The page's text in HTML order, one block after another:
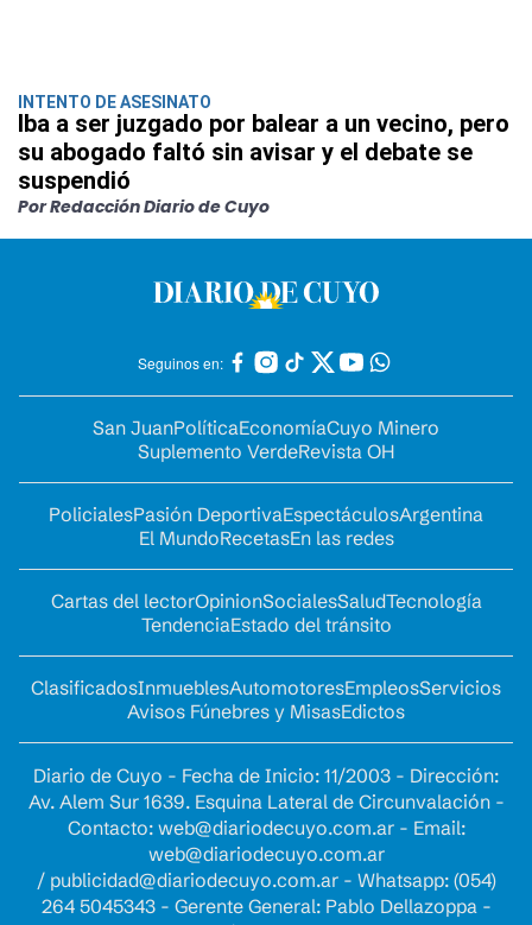
INTENTO DE ASESINATO
Iba a ser juzgado por balear a un vecino, pero
su abogado faltó sin avisar y el debate se
suspendió
Por Redacción Diario de Cuyo
Seguinos en:
San JuanPolíticaEconomíaCuyo Minero
Suplemento VerdeRevista OH
PolicialesPasión DeportivaEspectáculosArgentina
El MundoRecetasEn las redes
Cartas del lectorOpinionSocialesSaludTecnología
TendenciaEstado del tránsito
ClasificadosInmueblesAutomotoresEmpleosServicios
Avisos Fúnebres y MisasEdictos
Diario de Cuyo - Fecha de Inicio: 11/2003 - Dirección:
Av. Alem Sur 1639. Esquina Lateral de Circunvalación -
Contacto: web@diariodecuyo.com.ar- Email:
web@diariodecuyo.com.ar
/ publicidad@diariodecuyo.com.ar- Whatsapp: (054)
264 5045343 - Gerente General: Pablo Dellazoppa -